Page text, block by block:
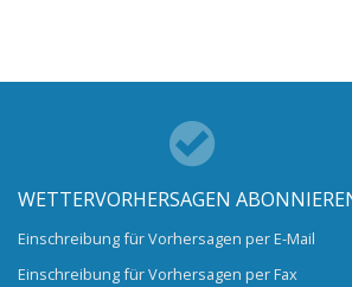
WETTERVORHERSAGEN
Einschreibung für Vorhersagen per E-Mail
Einschreibung für Vorhersagen per Fax